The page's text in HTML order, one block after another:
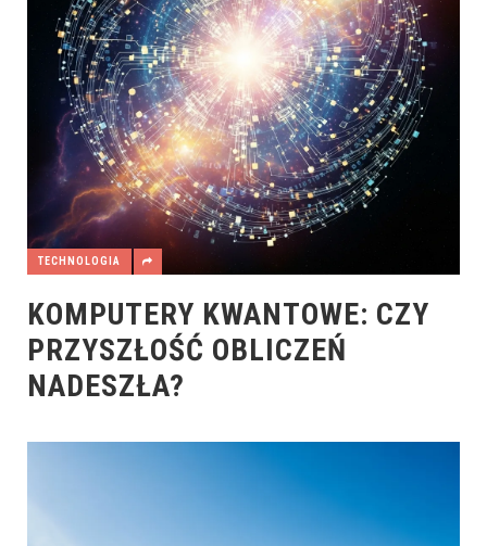
TECHNOLOGIA
KOMPUTERY KWANTOWE: CZY
PRZYSZŁOŚĆ OBLICZEŃ
NADESZŁA?